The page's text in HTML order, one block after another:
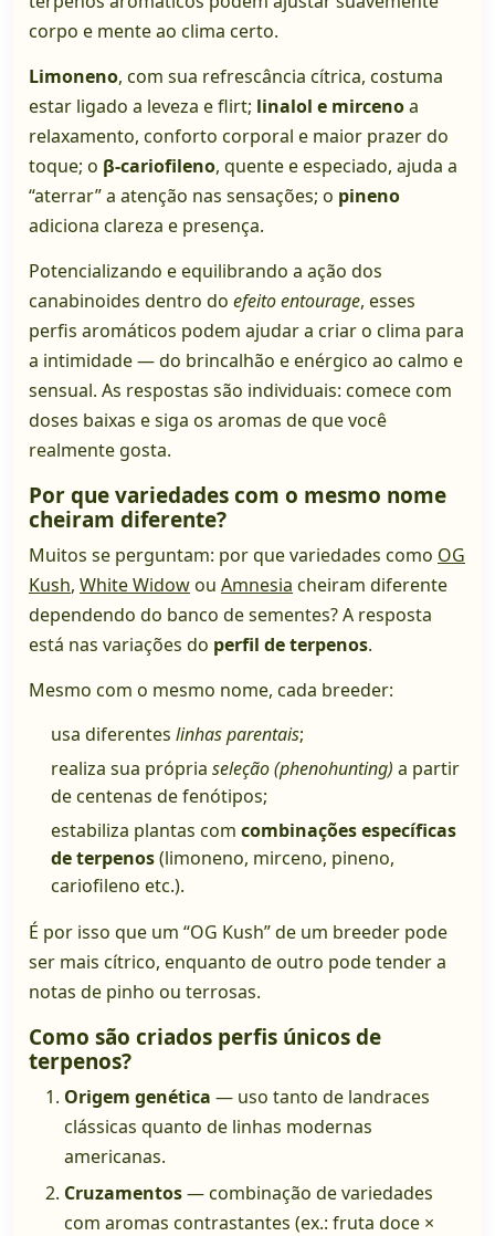
corpo e mente ao clima certo.
Limoneno, com sua refrescância cítrica, costuma
estar ligado a leveza e flirt; linalol e mircenoa
relaxamento, conforto corporal e maior prazer do
toque; o β-cariofileno, quente e especiado, ajuda a
“aterrar” a atenção nas sensações; o pineno
adiciona clareza e presença.
Potencializando e equilibrando a ação dos
canabinoides dentro do efeito entourage, esses
perfis aromáticos podem ajudar a criar o clima para
a intimidade — do brincalhão e enérgico ao calmo e
sensual. As respostas são individuais: comece com
doses baixas e siga os aromas de que você
realmente gosta.
Por que variedades com o mesmo nome
cheiram diferente?
Muitos se perguntam: por que variedades como OG
Kush, White Widowou Amnesia cheiram diferente
dependendo do banco de sementes? A resposta
está nas variações do perfil de terpenos.
Mesmo com o mesmo nome, cada breeder:
usa diferentes linhas parentais;
realiza sua própria seleção (phenohunting) a partir
de centenas de fenótipos;
estabiliza plantas com combinações específicas
de terpenos(limoneno, mirceno, pineno,
cariofileno etc.).
É por isso que um “OG Kush” de um breeder pode
ser mais cítrico, enquanto de outro pode tender a
notas de pinho ou terrosas.
Como são criados perfis únicos de
terpenos?
Origem genética — uso tanto de landraces
clássicas quanto de linhas modernas
americanas.
Cruzamentos— combinação de variedades
com aromas contrastantes (ex.: fruta doce ×